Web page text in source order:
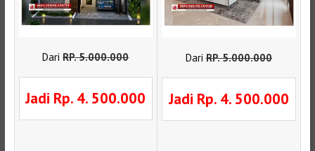
DariRP.5.000.000
Jadi Rp. 4. 500.000
DariRP.5.000.000
Jadi Rp. 4. 500.000